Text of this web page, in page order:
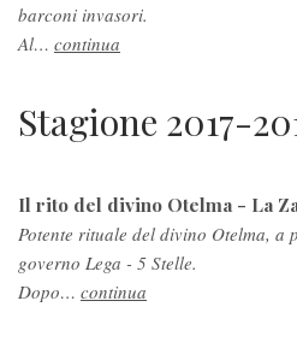
barconi invasori.
Al… continua
Stagione 2017-
Il rito del divino Otelma - La
Potente rituale del divino Otelma, a
governo Lega - 5 Stelle.
Dopo… continua